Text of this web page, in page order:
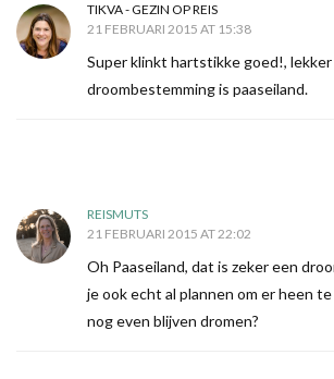
TIKVA - GEZIN OP REIS
21 FEBRUARI 2015 AT 15:38
Super klinkt hartstikke goed!,
droombestemming is paaseiland.
REISMUTS
21 FEBRUARI 2015 AT 22:02
Oh Paaseiland, dat is zeker een
je ook echt al plannen om er heen
nog even blijven dromen?